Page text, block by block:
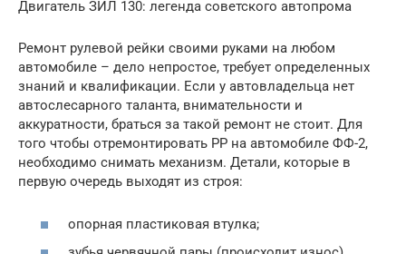
Двигатель ЗИЛ 130: легенда советского автопрома
Ремонт рулевой рейки своими руками на любом
автомобиле – дело непростое, требует определенных
знаний и квалификации. Если у автовладельца нет
автослесарного таланта, внимательности и
аккуратности, браться за такой ремонт не стоит. Для
того чтобы отремонтировать РР на автомобиле ФФ-2,
необходимо снимать механизм. Детали, которые в
первую очередь выходят из строя:
опорная пластиковая втулка;